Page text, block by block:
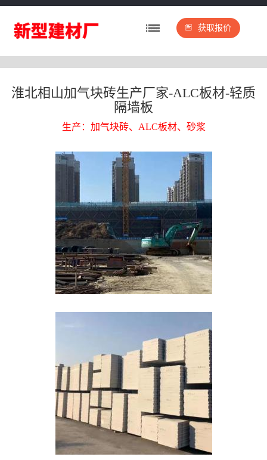
获取报价
淮北相山加气块砖生产厂家-ALC板材-轻质
隔墙板
生产：加气块砖、ALC板材、砂浆